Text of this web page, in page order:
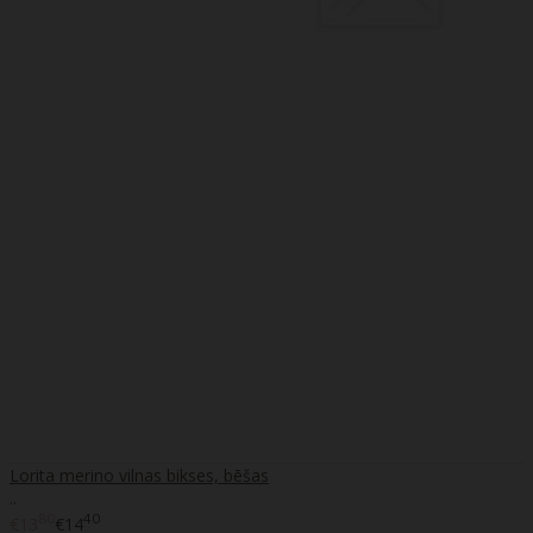
Lorita merino vilnas bikses, bēšas
€14 40